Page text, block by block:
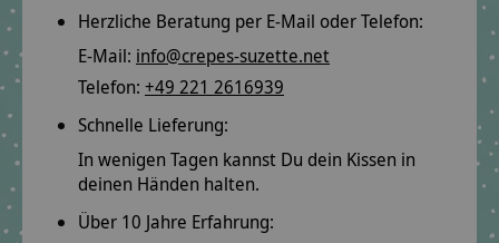
Herzliche Beratung per E-Mail oder Telefon:
E-Mail: info@crepes-suzette.net
Telefon: +49 221 2616939
Schnelle Lieferung:
In wenigen Tagen kannst Du dein Kissen in
deinen Händen halten.
Über 10 Jahre Erfahrung: